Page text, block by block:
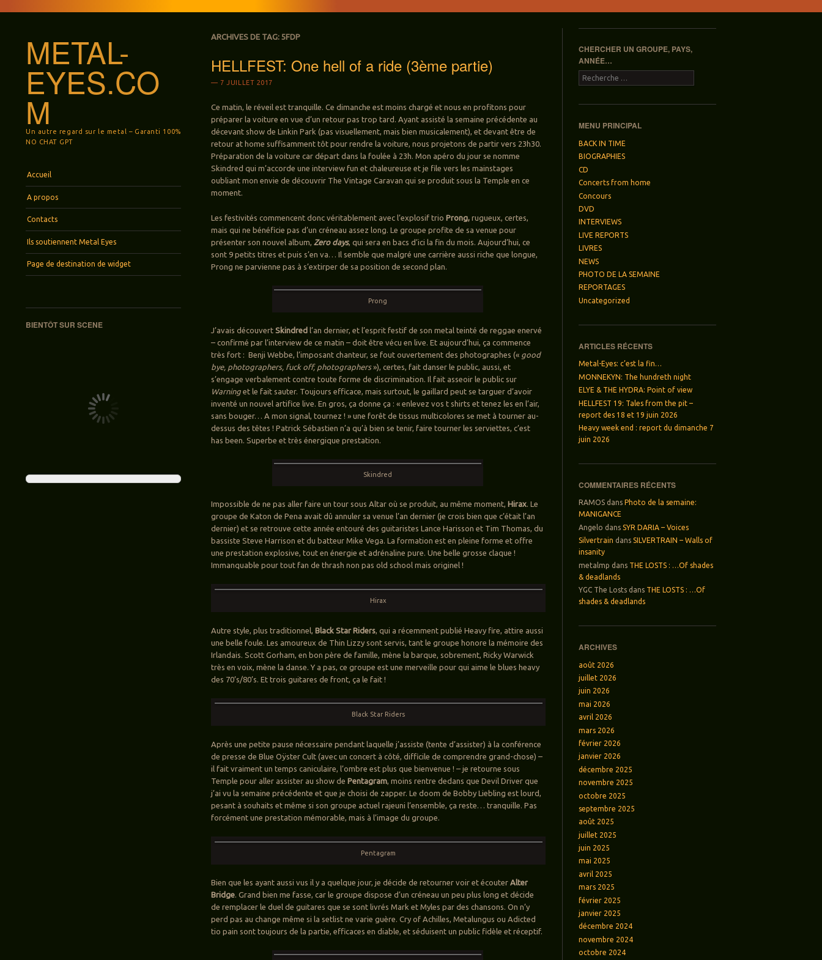
METAL-
EYES.CO
M
Un autre regard sur le metal – Garanti 100%
NO CHAT GPT
Aller au contenu principal
Accueil
A propos
Contacts
Ils soutiennent Metal Eyes
Page de destination de widget
BIENTÔT SUR SCENE
ARCHIVES DE TAG:5FDP
HELLFEST: One hell of a ride (3ème partie)
7 JUILLET 2017
Ce matin, le réveil est tranquille. Ce dimanche est moins chargé et nous en profitons pour
préparer la voiture en vue d’un retour pas trop tard. Ayant assisté la semaine précédente au
décevant show de Linkin Park (pas visuellement, mais bien musicalement), et devant être de
retour at home suffisamment tôt pour rendre la voiture, nous projetons de partir vers 23h30.
Préparation de la voiture car départ dans la foulée à 23h. Mon apéro du jour se nomme
Skindred qui m’accorde une interview fun et chaleureuse et je file vers les mainstages
oubliant mon envie de découvrir The Vintage Caravan qui se produit sous la Temple en ce
moment.
Les festivités commencent donc véritablement avec l’explosif trioProng, rugueux, certes,
mais qui ne bénéficie pas d’un créneau assez long. Le groupe profite de sa venue pour
présenter son nouvel album,Zero days, qui sera en bacs d’ici la fin du mois. Aujourd’hui, ce
sont 9 petits titres et puis s’en va… Il semble que malgré une carrière aussi riche que longue,
Prong ne parvienne pas à s’extirper de sa position de second plan.
Prong
J’avais découvertSkindred l’an dernier, et l’esprit festif de son metal teinté de reggae enervé
– confirmé par l’interview de ce matin – doit être vécu en live. Et aujourd’hui, ça commence
très fort : Benji Webbe, l’imposant chanteur, se fout ouvertement des photographes (« good
bye, photographers, fuck off, photographers»), certes, fait danser le public, aussi, et
s’engage verbalement contre toute forme de discrimination. Il fait asseoir le public sur
Warning et le fait sauter. Toujours efficace, mais surtout, le gaillard peut se targuer d’avoir
inventé un nouvel artifice live. En gros, ça donne ça : « enlevez vos t shirts et tenez les en l’air,
sans bouger… A mon signal, tournez ! » une forêt de tissus multicolores se met à tourner au-
dessus des têtes ! Patrick Sébastien n’a qu’à bien se tenir, faire tourner les serviettes, c’est
has been. Superbe et très énergique prestation.
Skindred
Impossible de ne pas aller faire un tour sous Altar où se produit, au même moment, Hirax. Le
groupe de Katon de Pena avait dû annuler sa venue l’an dernier (je crois bien que c’était l’an
dernier) et se retrouve cette année entouré des guitaristes Lance Harisson et Tim Thomas, du
bassiste Steve Harrison et du batteur Mike Vega. La formation est en pleine forme et offre
une prestation explosive, tout en énergie et adrénaline pure. Une belle grosse claque !
Immanquable pour tout fan de thrash non pas old school mais originel !
Hirax
Autre style, plus traditionnel,Black Star Riders , qui a récemment publié Heavy fire, attire aussi
une belle foule. Les amoureux de Thin Lizzy sont servis, tant le groupe honore la mémoire des
Irlandais. Scott Gorham, en bon père de famille, mène la barque, sobrement, Ricky Warwick
très en voix, mène la danse. Y a pas, ce groupe est une merveille pour qui aime le blues heavy
des 70’s/80’s. Et trois guitares de front, ça le fait !
Black Star Riders
Après une petite pause nécessaire pendant laquelle j’assiste (tente d’assister) à la conférence
de presse de Blue Oÿster Cult (avec un concert à côté, difficile de comprendre grand-chose) –
il fait vraiment un temps caniculaire, l’ombre est plus que bienvenue ! – je retourne sous
Temple pour aller assister au show dePentagram, moins rentre dedans que Devil Driver que
j’ai vu la semaine précédente et que je choisi de zapper. Le doom de Bobby Liebling est lourd,
pesant à souhaits et même si son groupe actuel rajeuni l’ensemble, ça reste… tranquille. Pas
forcément une prestation mémorable, mais à l’image du groupe.
Pentagram
Bien que les ayant aussi vus il y a quelque jour, je décide de retourner voir et écouterAlter
Bridge. Grand bien me fasse, car le groupe dispose d’un créneau un peu plus long et décide
de remplacer le duel de guitares que se sont livrés Mark et Myles par des chansons. On n’y
perd pas au change même si la setlist ne varie guère. Cry of Achilles, Metalungus ou Adicted
tio pain sont toujours de la partie, efficaces en diable, et séduisent un public fidèle et réceptif.
CHERCHER UN GROUPE, PAYS,
ANNÉE…
Recherche
MENU PRINCIPAL
BACK IN TIME
BIOGRAPHIES
CD
Concerts from home
Concours
DVD
INTERVIEWS
LIVE REPORTS
LIVRES
NEWS
PHOTO DE LA SEMAINE
REPORTAGES
Uncategorized
ARTICLES RÉCENTS
Metal-Eyes: c’est la fin…
MONNEKYN: The hundreth night
ELYE & THE HYDRA: Point of view
HELLFEST 19: Tales from the pit –
report des 18 et 19 juin 2026
Heavy week end : report du dimanche 7
juin 2026
COMMENTAIRES RÉCENTS
RAMOS dans Photo de la semaine:
MANIGANCE
Angelo dansSYR DARIA – Voices
Silvertrain dansSILVERTRAIN – Walls of
insanity
metalmp dans THE LOSTS : …Of shades
& deadlands
YGC The Losts dans THE LOSTS : …Of
shades & deadlands
ARCHIVES
août 2026
juillet 2026
juin 2026
mai 2026
avril 2026
mars 2026
février 2026
janvier 2026
décembre 2025
novembre 2025
octobre 2025
septembre 2025
août 2025
juillet 2025
juin 2025
mai 2025
avril 2025
mars 2025
février 2025
janvier 2025
décembre 2024
novembre 2024
octobre 2024